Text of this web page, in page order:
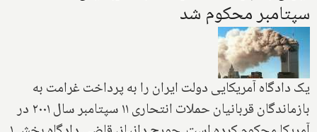
سپتامبر محکوم شد
یک دادگاه آمریکایی دولت ایران را به پرداخت غرامت به
بازماندگان قربانیان حملات انتحاری ۱۱ سپتامبر سال ۲۰۰۱ در